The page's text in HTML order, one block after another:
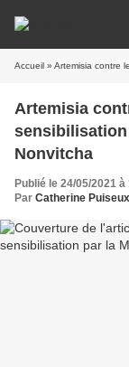
Accueil » Artemisia contre le
Artemisia
sensibilisation
Nonvitcha
Publié le 24/05/2021 à
Par Catherine